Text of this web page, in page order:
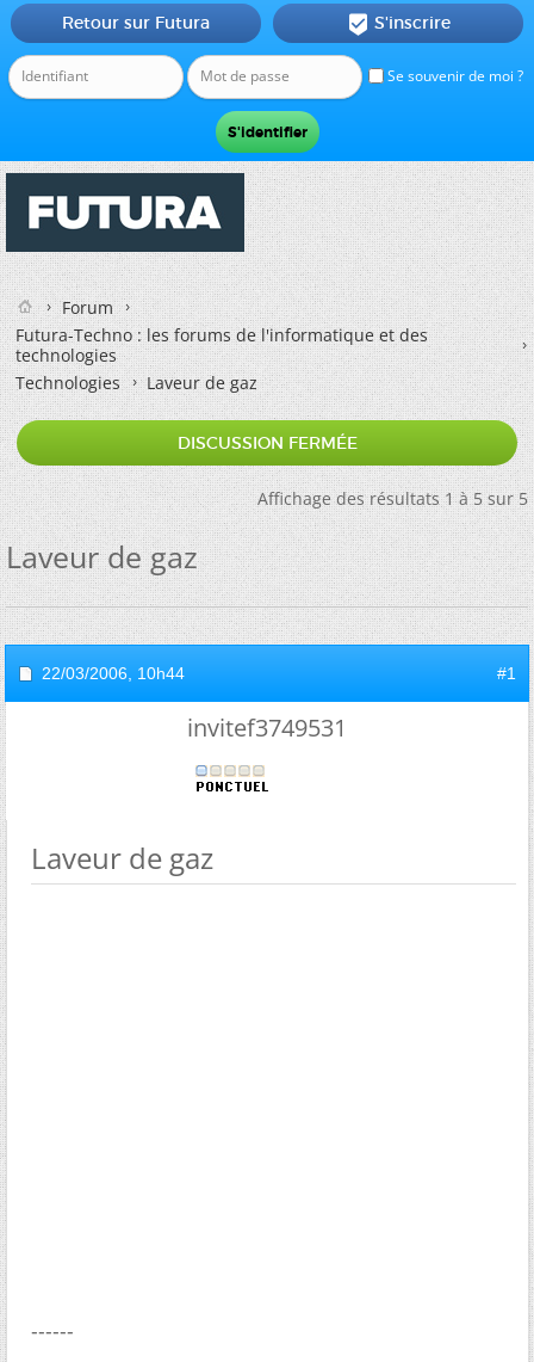
Se souvenir de moi ?
Retour sur Futura  S'inscrire
Forum
Futura-Techno : les forums de l'informatique et des
technologies
Technologies
Laveur de gaz
DISCUSSION FERMÉE
Affichage des résultats 1 à 5 sur 5
Laveur de gaz
22/03/2006, 10h44 #1
invitef3749531
Laveur de gaz
------